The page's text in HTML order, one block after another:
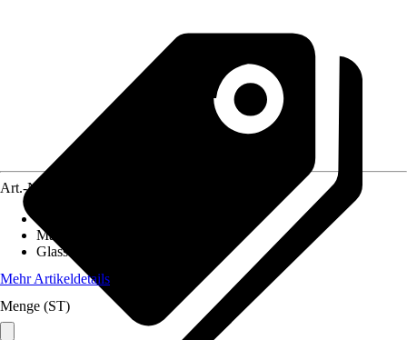
Art.-Nr.
Material Becken
Glasstärke Wand
Mehr Artikeldetails
Menge (ST)